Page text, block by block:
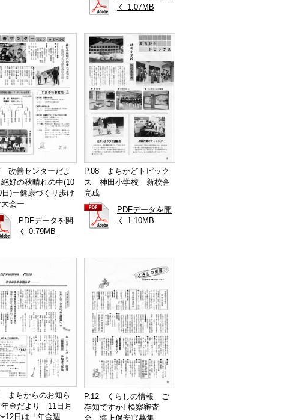
く 1.07MB
改善センターだよ
好の秋晴れの中(10
日)ー健康づくリ歩け
会ー
PDFデータを開
く 0.79MB
P.08 まちかどトピック
ス 神田小学校 新校舎
完成
PDFデータを開
く 1.10MB
まちからのお知ら
金だより 11日月
12日は「年金週
P.12 くらしの情報 ご
存知ですか! 検察審査
会 海上保安官募集